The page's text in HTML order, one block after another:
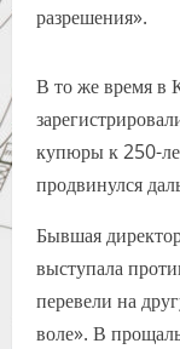
разрешения».
В то же время в
купюры к 250-
продвинулся
Бывшая
выступала
перевели на
воле». В